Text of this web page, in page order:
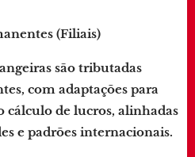
(Filiais)
são tributadas
com adaptações para
cálculo de lucros, alinhadas
e padrões internacionais.